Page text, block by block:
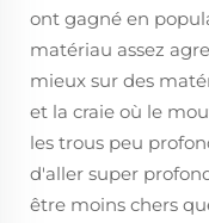
ont gagné en
matériau assez
mieux sur des
et la craie où le
les trous peu
d'aller super
être moins chers